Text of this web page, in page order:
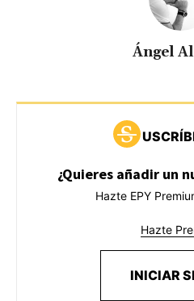
Ángel
¿Quieres añadir un
Hazte EPY
Hazte
INICIAR